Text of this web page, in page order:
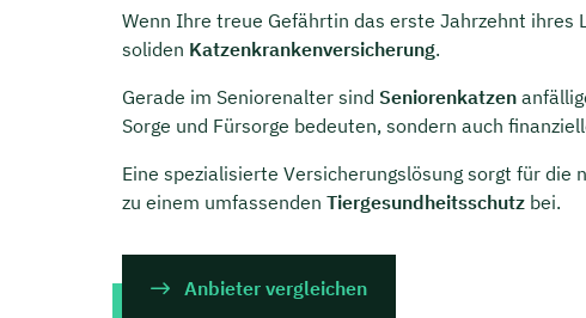
Wenn Ihre treue Gefährtin das erste Jahrzehnt
soliden Katzenkrankenversicherung.
Gerade im Seniorenalter sind Seniorenkatzen
Sorge und Fürsorge bedeuten, sondern auch
Eine spezialisierte Versicherungslösung sorgt für die
zu einem umfassenden Tiergesundheitsschutz bei.
Anbieter vergleichen